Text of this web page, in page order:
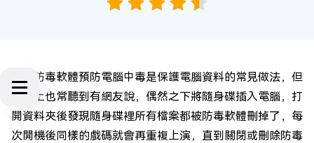
安裝防毒軟體預防電腦中毒是保護電腦資料的常見做法，但
網路上也常聽到有網友說，偶然之下將隨身碟插入電腦，打
開資料夾後發現隨身碟裡所有檔案都被防毒軟體刪掉了，每
次開機後同樣的戲碼就會再重複上演，直到關閉或刪除防毒